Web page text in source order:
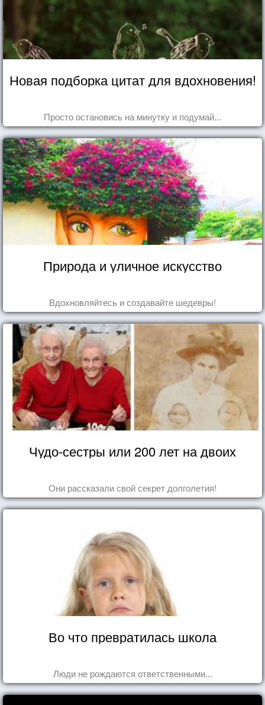
Новая подборка цитат для вдохновения!
Просто остановись на минутку и подумай...
Природа и уличное искусство
Вдохновляйтесь и создавайте шедевры!
Чудо-сестры или 200 лет на двоих
Они рассказали свой секрет долголетия!
Во что превратилась школа
Люди не рождаются ответственными...